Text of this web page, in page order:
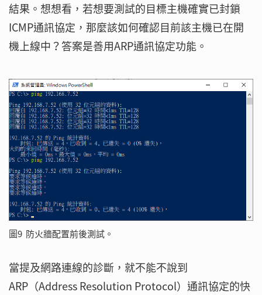
結果。想想看，若想要測試的目標主機確實已封鎖
ICMP通訊協定，那麼該如何確認目前該主機已在開
機上線中？答案是善用ARP通訊協定功能。
圖9 防火牆配置前後測試。
當提及網路連線的診斷，就不能不說到
ARP（Address Resolution Protocol）通訊協定的快